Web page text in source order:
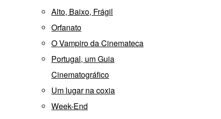
Alto, Baixo, Frágil
Orfanato
O Vampiro da Cinemateca
Portugal, um Guia
Cinematográfico
Um lugar na coxia
Week-End